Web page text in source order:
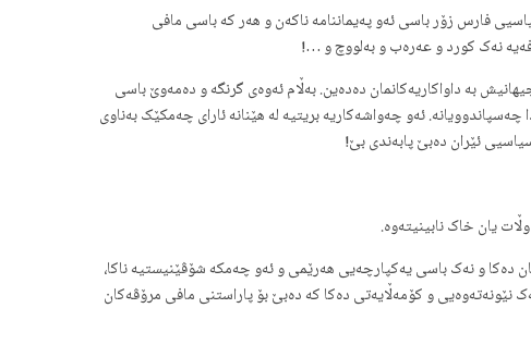
فارس زۆر باسی ئەو پەیماننامە ناکەن و هەر کە باسی مافی
نەک کورد و عەرەب و بەلووچ و …!
بە داواکاریەکانمان دەدەین. بەڵام ئەوەی گرنگە و دەمەوێ باسی
ئەو چەواشەکاریە بریتیە لە هێنانە ئارای چەمکێک بەناوی
ئێران دەبێ پابەندی بێ!
یان خاک نابینیتەوە.
دەکا و نەک باسی یەکپارچەیی هەرێمی و ئەو چەمکە شۆڤێنیستیە ناکا،
جیهانیی مافی مرۆڤدا باس لە نەزم و یاسایەک نێونەتەوەیی و کۆمەڵایەتی دەکا کە دەبێ بۆ پاراستنی مافی مرۆڤەکان